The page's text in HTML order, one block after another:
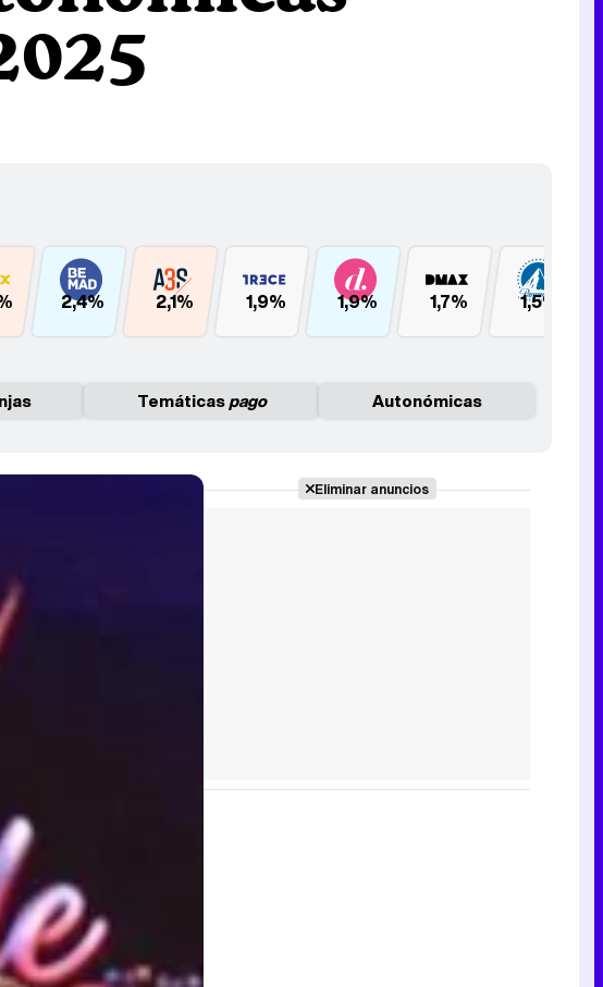
2,4% 2,1% 1,9% 1,9% 1,7% 1,5%
Temáticaspago Autonómicas
Eliminar anuncios